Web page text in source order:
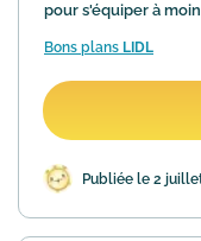
pour s'équiper à
Bons plans LIDL
Publiée le 2